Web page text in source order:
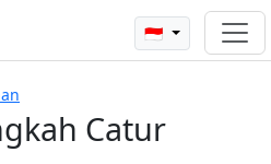
🇮🇩
Catur